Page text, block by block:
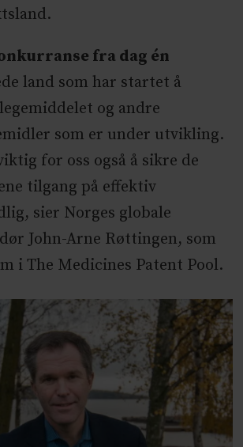
fra dag én
land som har startet å
og andre
som er under utvikling.
for oss også å sikre de
tilgang på effektiv
sier Norges globale
John-Arne Røttingen, som
i The Medicines Patent Pool.